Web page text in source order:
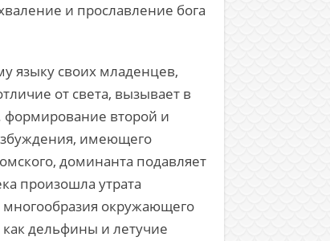
и прославление бога
языку своих младенцев,
от света, вызывает в
формирование второй и
имеющего
доминанта подавляет
произошла утрата
окружающего
дельфины и летучие